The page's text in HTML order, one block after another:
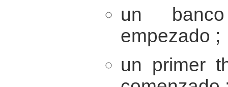
un
empezado ;
un primer